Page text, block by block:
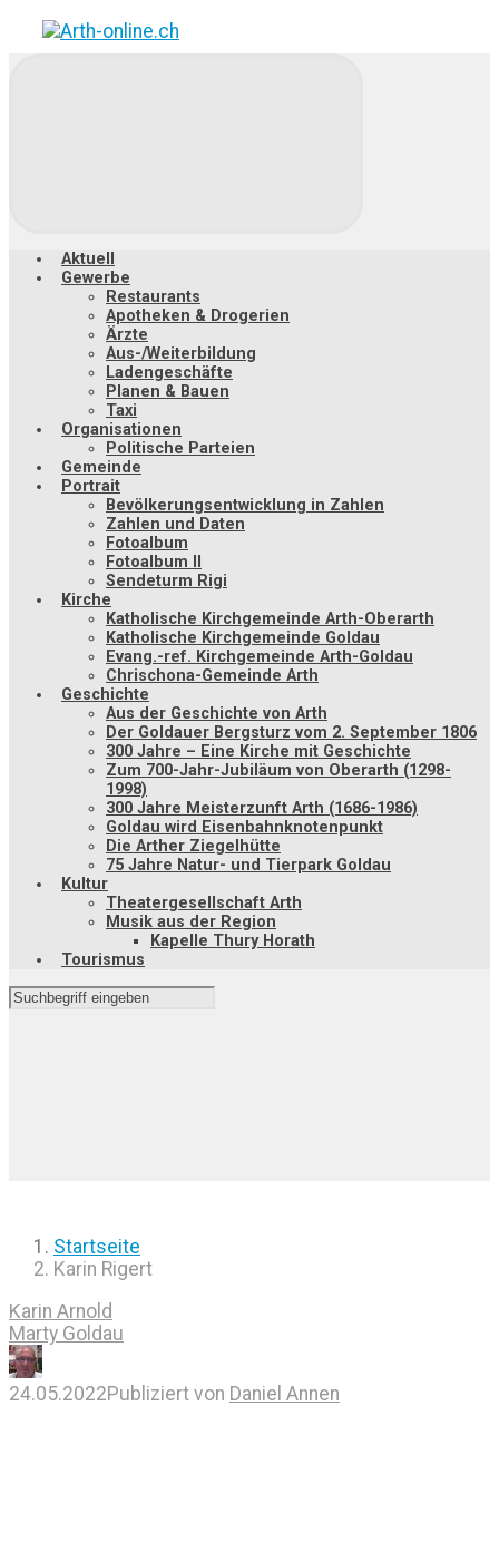
Zum
Hauptinhalt
Aktuell
Gewerbe
Restaurants
Apotheken & Drogerien
Ärzte
Aus-/Weiterbildung
Ladengeschäfte
Planen & Bauen
Taxi
Organisationen
Politische Parteien
Gemeinde
Portrait
Bevölkerungsentwicklung in Zahlen
Zahlen und Daten
Fotoalbum
Fotoalbum II
Sendeturm Rigi
Kirche
Katholische Kirchgemeinde Arth-Oberarth
Katholische Kirchgemeinde Goldau
Evang.-ref. Kirchgemeinde Arth-Goldau
Chrischona-Gemeinde Arth
Geschichte
Aus der Geschichte von Arth
Der Goldauer Bergsturz vom 2. September 1806
300 Jahre – Eine Kirche mit Geschichte
Zum 700-Jahr-Jubiläum von Oberarth (1298-
1998)
300 Jahre Meisterzunft Arth (1686-1986)
Goldau wird Eisenbahnknotenpunkt
Die Arther Ziegelhütte
75 Jahre Natur- und Tierpark Goldau
Kultur
Theatergesellschaft Arth
Musik aus der Region
Kapelle Thury Horath
Tourismus
Startseite
Karin Rigert
Karin Arnold
Marty Goldau
24.05.2022Publiziert von Daniel Annen